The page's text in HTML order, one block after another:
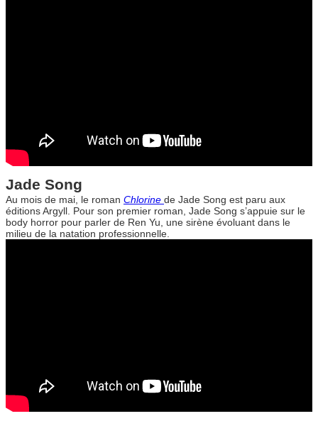
Jade Song
Au mois de mai, le roman Chlorine de Jade Song est paru aux
éditions Argyll. Pour son premier roman, Jade Song s’appuie sur le
body horror pour parler de Ren Yu, une sirène évoluant dans le
milieu de la natation professionnelle.